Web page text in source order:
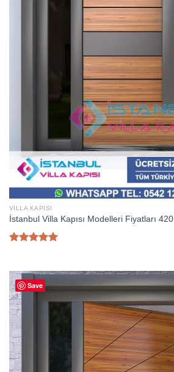
VILLA KAPISI
İstanbul Villa Kapısı Modelleri Fiyatları 420
aldı
Save